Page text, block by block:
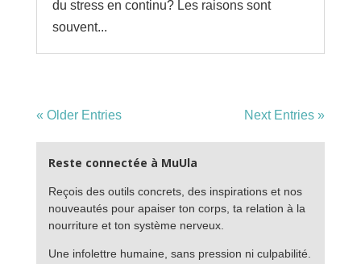
du stress en continu? Les raisons sont
souvent...
« Older Entries Next Entries »
Reste connectée à MuUla
Reçois des outils concrets, des inspirations et nos
nouveautés pour apaiser ton corps, ta relation à la
nourriture et ton système nerveux.
Une infolettre humaine, sans pression ni culpabilité.